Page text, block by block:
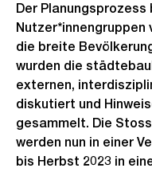
Der
Nutzer*innengruppen
die breite
wurden die
externen,
diskutiert und
gesammelt. Die
werden nun in einer
bis Herbst 2023 in